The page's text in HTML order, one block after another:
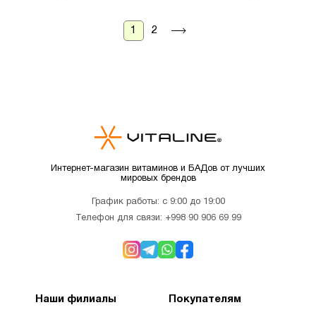
1 2
Интернет-магазин витаминов и БАДов от лучших
мировых брендов
График работы: с 9:00 до 19:00
Телефон для связи: +998 90 906 69 99
Наши филиалы Покупателям